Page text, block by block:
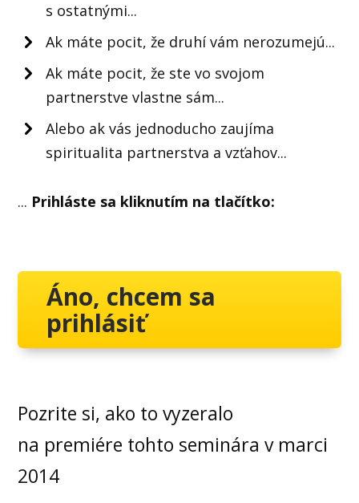
s ostatnými...
Ak máte pocit, že druhí vám nerozumejú...
Ak máte pocit, že ste vo svojom
partnerstve vlastne sám...
Alebo ak vás jednoducho zaujíma
spiritualita partnerstva a vzťahov...
... Prihláste sa kliknutím na tlačítko:
Áno, chcem sa
prihlásiť
Pozrite si, ako to vyzeralo
na premiére tohto seminára v marci
2014